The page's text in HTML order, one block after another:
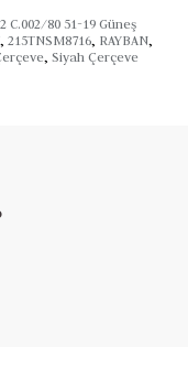
C.002/80 51-19 Güneş
, 215TNSM8716, RAYBAN,
, Siyah Çerçeve